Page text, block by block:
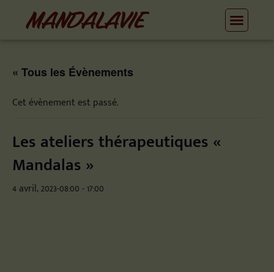
MANDALAVIE
« Tous les Évènements
Cet évènement est passé.
Les ateliers thérapeutiques «
Mandalas »
4 avril, 2023-08:00-17:00